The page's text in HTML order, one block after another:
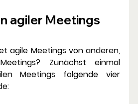
agiler Meetings
agile Meetings von anderen,
Zunächst einmal
Meetings folgende vier